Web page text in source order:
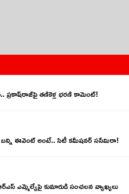
ప్ర‌కాష్‌రాజ్‌పై త‌ణికెళ్ల భ‌ర‌ణి కామెంట్!
బ‌న్ని ఈవెంట్ అంటే.. సిటీ క‌మీష‌న‌ర్ స‌సేమిరా!
ఎమ్మెల్యేపై కుమారుడి సంచ‌ల‌న వ్యాఖ్య‌లు